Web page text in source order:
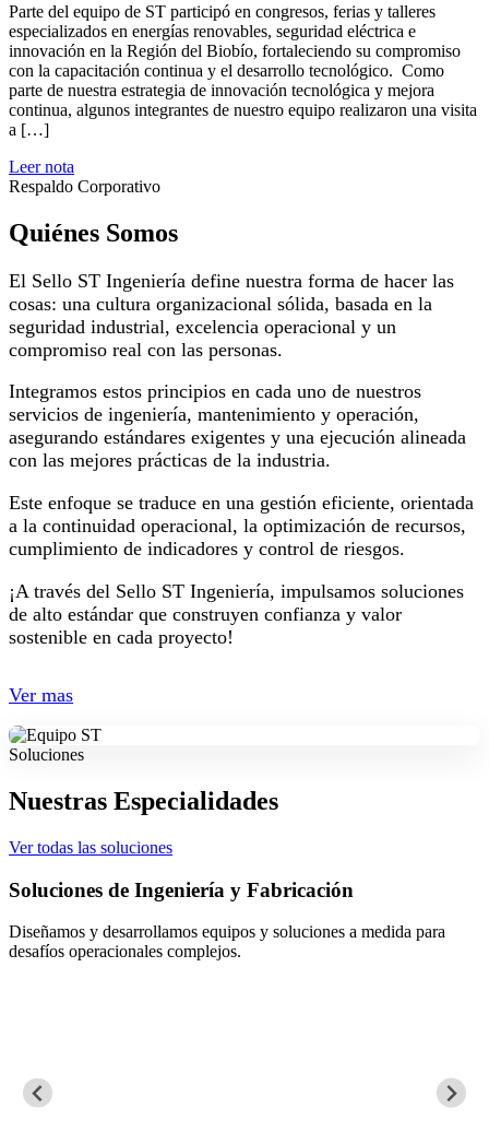
Parte del equipo de ST participó en congresos, ferias y talleres
especializados en energías renovables, seguridad eléctrica e
innovación en la Región del Biobío, fortaleciendo su compromiso
con la capacitación continua y el desarrollo tecnológico. Como
parte de nuestra estrategia de innovación tecnológica y mejora
continua, algunos integrantes de nuestro equipo realizaron una visita
a […]
Leer nota
Respaldo Corporativo
Quiénes Somos
El Sello ST Ingeniería define nuestra forma de hacer las
cosas: una cultura organizacional sólida, basada en la
seguridad industrial, excelencia operacional y un
compromiso real con las personas.
Integramos estos principios en cada uno de nuestros
servicios de ingeniería, mantenimiento y operación,
asegurando estándares exigentes y una ejecución alineada
con las mejores prácticas de la industria.
Este enfoque se traduce en una gestión eficiente, orientada
a la continuidad operacional, la optimización de recursos,
cumplimiento de indicadores y control de riesgos.
¡A través del Sello ST Ingeniería, impulsamos soluciones
de alto estándar que construyen confianza y valor
sostenible en cada proyecto!
Ver mas
Soluciones
Nuestras Especialidades
Ver todas las soluciones
Soluciones de Ingeniería y Fabricación
Diseñamos y desarrollamos equipos y soluciones a medida para
desafíos operacionales complejos.